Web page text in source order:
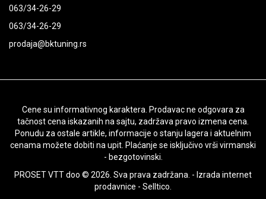
063/34-26-29
063/34-26-29
prodaja@bktuning.rs
Cene su informativnog karaktera. Prodavac ne odgovara za
tačnost cena iskazanih na sajtu, zadržava pravo izmena cena.
Ponudu za ostale artikle, informacije o stanju lagera i aktuelnim
cenama možete dobiti na upit. Plaćanje se isključivo vrši virmanski
- bezgotovinski.
PROSET VTT doo © 2026. Sva prava zadržana. - Izrada internet
prodavnice - Selltico.